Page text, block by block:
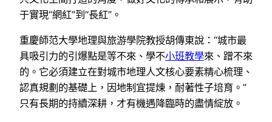
于實現“網紅”到“長紅”。
重慶師范大學地理與旅游學院教授胡傳東說：“城市最
具吸引力的引爆點是等不來、學不小班教學來、蹭不來
的。它必須建立在對城市地理人文核心要素精心梳理、
認真規劃的基礎上，因地制宜提煉，耐著性子培育。”
只有長期的持續深耕，才有機遇降臨時的盡情綻放。